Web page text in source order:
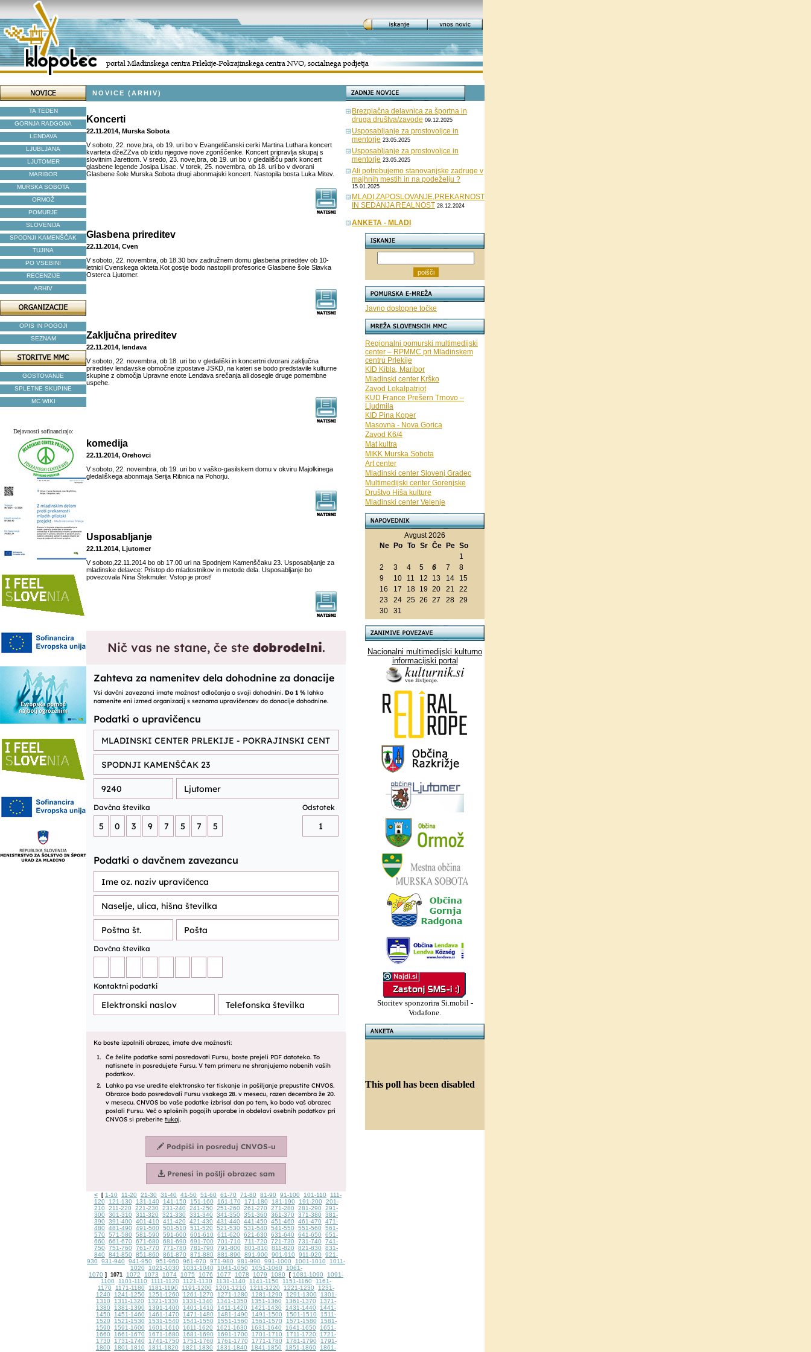
TA TEDEN
GORNJA RADGONA
LENDAVA
LJUBLJANA
LJUTOMER
MARIBOR
MURSKA SOBOTA
ORMOŽ
POMURJE
SLOVENIJA
SPODNJI KAMENŠČAK
TUJINA
PO VSEBINI
RECENZIJE
ARHIV
OPIS IN POGOJI
SEZNAM
GOSTOVANJE
SPLETNE SKUPINE
MC WIKI
Dejavnosti sofinancirajo:
NOVICE (ARHIV)
Koncerti
22.11.2014, Murska Sobota
V soboto, 22. nove,bra, ob 19. uri bo v Evangeličanski cerki Martina Luthara koncert
kvarteta džeZZva ob izidu njegove nove zgonščenke. Koncert pripravlja skupaj s
slovitnim Jarettom. V sredo, 23. nove,bra, ob 19. uri bo v gledališču park koncert
glasbene legende Josipa Lisac. V torek, 25. novembra, ob 18. uri bo v dvorani
Glasbene šole Murska Sobota drugi abonmajski koncert. Nastopila bosta Luka Mitev.
Glasbena prireditev
22.11.2014, Cven
V soboto, 22. novembra, ob 18.30 bov zadružnem domu glasbena prireditev ob 10-
letnici Cvenskega okteta.Kot gostje bodo nastopili profesorice Glasbene šole Slavka
Osterca Ljutomer.
Zaključna prireditev
22.11.2014, lendava
V soboto, 22. novembra, ob 18. uri bo v gledališki in koncertni dvorani zaključna
prireditev lendavske območne izpostave JSKD, na kateri se bodo predstavile kulturne
skupine z območja Upravne enote Lendava srečanja ali dosegle druge pomembne
uspehe.
komedija
22.11.2014, Orehovci
V soboto, 22. novembra, ob 19. uri bo v vaško-gasilskem domu v okviru Majolkinega
gledališkega abonmaja Serija Ribnica na Pohorju.
Usposabljanje
22.11.2014, Ljutomer
V soboto,22.11.2014 bo ob 17.00 uri na Spodnjem Kamenščaku 23. Usposabljanje za
mladinske delavce: Pristop do mladostnikov in metode dela. Usposabljanje bo
povezovala Nina Štekmuler. Vstop je prost!
< [ 1-10 11-20 21-30 31-40 41-50 51-60 61-70 71-80 81-90 91-100 101-110
111-
120
121-130 131-140 141-150 151-160 161-170 171-180 181-190 191-200
201-
210
211-220 221-230 231-240 241-250 251-260 261-270 271-280 281-290
291-
300
301-310 311-320 321-330 331-340 341-350 351-360 361-370 371-380
381-
390
391-400 401-410 411-420 421-430 431-440 441-450 451-460 461-470
471-
480
481-490 491-500 501-510 511-520 521-530 531-540 541-550 551-560
561-
570
571-580 581-590 591-600 601-610 611-620 621-630 631-640 641-650
651-
660
661-670 671-680 681-690 691-700 701-710 711-720 721-730 731-740
741-
750
751-760 761-770 771-780 781-790 791-800 801-810 811-820 821-830
831-
840
841-850 851-860 861-870 871-880 881-890 891-900 901-910 911-920
921-
930
931-940 941-950 951-960 961-970 971-980 981-990 991-1000 1001-1010
1011-
1020
1021-1030 1031-1040 1041-1050 1051-1060
1061-
1070 ] 1071 1072 1073 1074 1075 1076 1077 1078 1079 1080 [ 1081-1090
1091-
1100
1101-1110 1111-1120 1121-1130 1131-1140 1141-1150 1151-1160
1161-
1170
1171-1180 1181-1190 1191-1200 1201-1210 1211-1220 1221-1230
1231-
1240
1241-1250 1251-1260 1261-1270 1271-1280 1281-1290 1291-1300
1301-
1310
1311-1320 1321-1330 1331-1340 1341-1350 1351-1360 1361-1370
1371-
1380
1381-1390 1391-1400 1401-1410 1411-1420 1421-1430 1431-1440
1441-
1450
1451-1460 1461-1470 1471-1480 1481-1490 1491-1500 1501-1510
1511-
1520
1521-1530 1531-1540 1541-1550 1551-1560 1561-1570 1571-1580
1581-
1590
1591-1600 1601-1610 1611-1620 1621-1630 1631-1640 1641-1650
1651-
1660
1661-1670 1671-1680 1681-1690 1691-1700 1701-1710 1711-1720
1721-
1730
1731-1740 1741-1750 1751-1760 1761-1770 1771-1780 1781-1790
1791-
1800
1801-1810 1811-1820 1821-1830 1831-1840 1841-1850 1851-1860
1861-
Brezplačna delavnica za športna in
druga društva/zavode 09.12.2025
Usposabljanje za prostovoljce in
mentorje 23.05.2025
Usposabljanje za prostovoljce in
mentorje 23.05.2025
Ali potrebujemo stanovanjske zadruge v
majhnih mestih in na podeželju ?
15.01.2025
MLADI,ZAPOSLOVANJE,PREKARNOST
IN SEDANJA REALNOST 28.12.2024
ANKETA - MLADI
Javno dostopne točke
Regionalni pomurski multimedijski
center – RPMMC pri Mladinskem
centru Prlekije
KID Kibla, Maribor
Mladinski center Krško
Zavod Lokalpatriot
KUD France Prešern Trnovo –
Ljudmila
KID Pina Koper
Masovna - Nova Gorica
Zavod K6/4
Mat kultra
MIKK Murska Sobota
Art center
Mladinski center Slovenj Gradec
Multimedijski center Gorenjske
Društvo Hiša kulture
Mladinski center Velenje
Avgust 2026
Ne
Po To Sr Če Pe So
1
2
3 4 5 6 7
8
9
10 11 12 13 14
15
16
17 18 19 20 21
22
23
24 25 26 27 28 29
30
31
Nacionalni multimedijski kulturno
informacijski portal
Storitev sponzorira Si.mobil -
Vodafone.
This poll has been disabled